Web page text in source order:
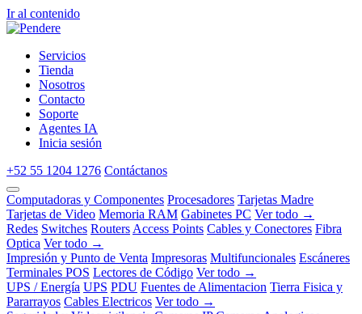
Ir al contenido
Servicios
Tienda
Nosotros
Contacto
Soporte
Agentes IA
Inicia sesión
+52 55 1204 1276 Contáctanos
Computadoras y Componentes Procesadores Tarjetas Madre
Tarjetas de Video Memoria RAM Gabinetes PC Ver todo →
Redes Switches Routers Access Points Cables y Conectores Fibra
Optica Ver todo →
Impresión y Punto de Venta Impresoras Multifuncionales Escáneres
Terminales POS Lectores de Código Ver todo →
UPS / Energía UPS PDU Fuentes de Alimentacion Tierra Fisica y
Pararrayos Cables Electricos Ver todo →